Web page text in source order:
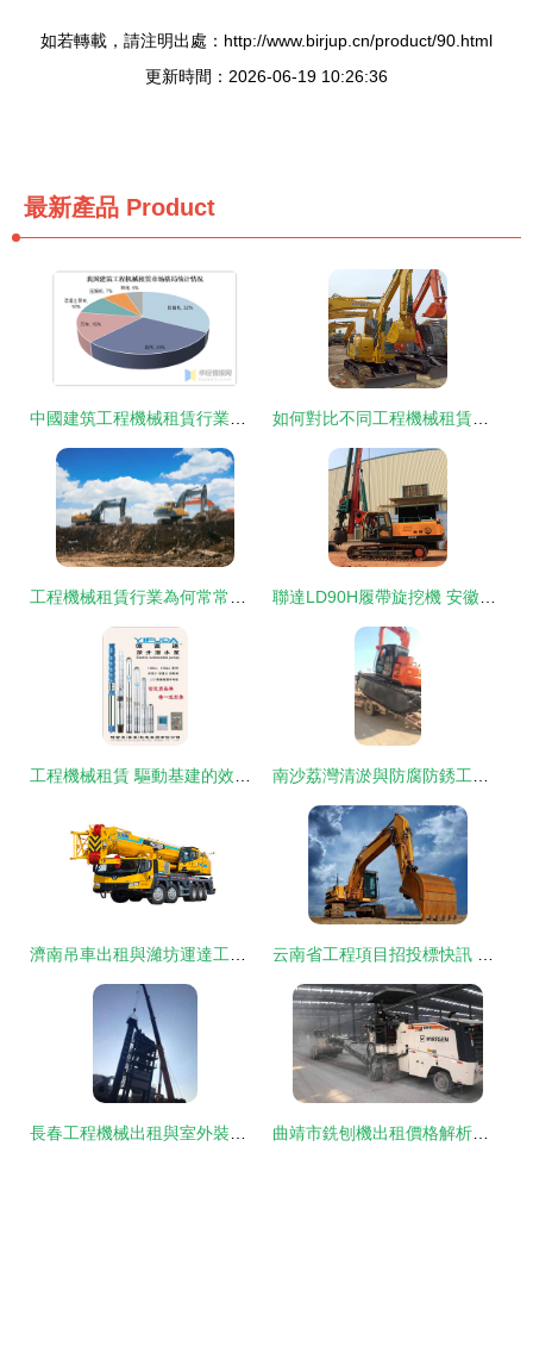
如若轉載，請注明出處：http://www.birjup.cn/product/90.html
更新時間：2026-06-19 10:26:36
最新產品 Product